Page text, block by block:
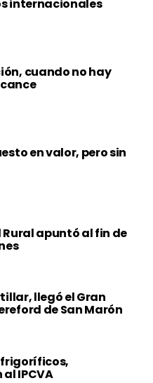
internacionales
cuando no hay
en valor, pero sin
Rural apuntó al fin de
llegó el Gran
de San Marón
IPCVA